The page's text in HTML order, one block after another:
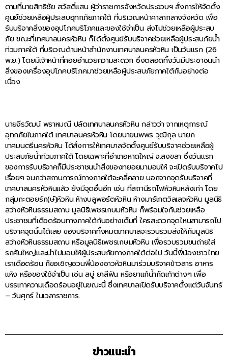
ตามที่นายสิทธิชัย สวัสดิ์แสน ผู้ว่าราชการจังหวัดประจวบฯ สั่งการให้จัดตั้ง
ศูนย์ช่วยเหลือผู้ประสบอุทกภัยภาคใต้ ที่บริเวณหน้าศาลากลางจังหวัด เพื่อ
รับบริจาคสิ่งของอุปโภคบริโภคและของใช้จำเป็น ส่งไปช่วยเหลือผู้ประสบ
ภัย ขณะที่เทศบาลนครหัวหิน ก็ได้ตั้งศูนย์รับบริจาคช่วยเหลือผู้ประสบภัยน้ำ
ท่วมภาคใต้ ที่บริเวณด้านหน้าสำนักงานเทศบาลนครหัวหิน เป็นวันแรก (26
พ.ย.) โดยมีเจ้าหน้าที่คอยอำนวยความสะดวก ซึ่งตลอดทั้งวันมีประชาชนนำ
สิ่งของเครื่องอุปโภคบริโภคมาช่วยเหลือผู้ประสบภัยภาคใต้กันอย่างต่อ
เนื่อง
นายจีรวัฒน์ พราหมณี ปลัดเทศบาลนครหัวหิน กล่าวว่า จากเหตุการณ์
อุทกภัยในภาคใต้ เทศบาลนครหัวหิน โดยนายนพพร วุฒิกุล นายก
เทศมนตรีนครหัวหิน ได้สั่งการให้เทศบาลจัดตั้งศูนย์รับบริจาคช่วยเหลือผู้
ประสบภัยน้ำท่วมภาคใต้ โดยเฉพาะที่อำเภอหาดใหญ่ จ.สงขลา ซึ่งวันแรก
ของการรับบริจาคก็มีประชาชนนำสิ่งของทยอยมามอบให้ จะเปิดรับบริจาคไป
เรื่อยๆ จนกว่าสถานการณ์ทางภาคใต้จะคลี่คลาย นอกจากจุดรับบริจาคที่
เทศบาลนครหัวหินแล้ว ยังมีจุดอื่นอีก เช่น ที่สถานีรถไฟหัวหินหลังเก่า โดย
กลุ่มกะตอยรัก(ษ์)หัวหิน ห้างบลูพอร์ตหัวหิน ห้างมาร์เกตวิลเลจหัวหิน มูลนิธิ
สว่างหัวหินธรรมสถาน มูลนิธิเพชรเกษมหัวหิน ก็พร้อมใจกันช่วยเหลือ
ประชาชนที่เดือดร้อนทางภาคใต้กันอย่างเต็มที่ ใครสะดวกจุดไหนสามารถไป
บริจาคจุดนั้นได้เลย ของบริจาคทั้งหมดเทศบาลจะรวบรวมส่งให้กับมูลนิธิ
สว่างหัวหินธรรมสถาน หรือมูลนิธิเพชรเกษมหัวหิน เพื่อรวบรวมขนถ่ายใส่
รถคันใหญ่และนำไปมอบให้ผู้ประสบภัยทางภาคใต้ต่อไป วันนี้พี่น้องชาวไทย
เราเดือดร้อน ก็ขอเชิญชวนพี่น้องชาวหัวหินมาร่วมบริจาคข้าวสาร อาหาร
แห้ง หรือของใช้จำเป็น เช่น สบู่ ยาสีฟัน หรือยาแก้น้ำกัดเท้าต่างๆ เพื่อ
บรรเทาความเดือดร้อนอยู่ในขณะนี้ ซึ่งเทศบาลเปิดรับบริจาคตั้งแต่วันจันทร์
– วันศุกร์ ในเวลาราชการ.
ข่าวแนะนำ